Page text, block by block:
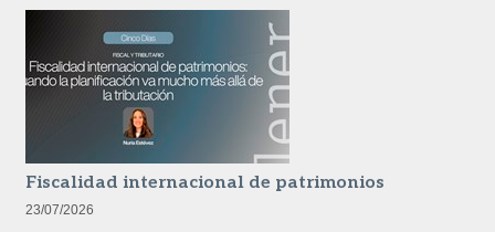
Fiscalidad internacional de patrimonios
23/07/2026